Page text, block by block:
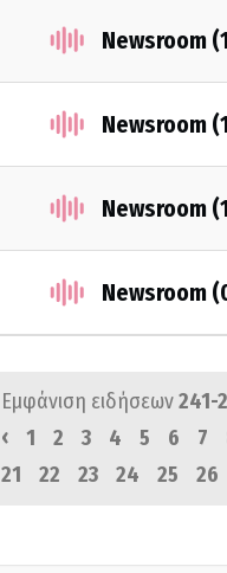
Newsroom
Newsroom
Newsroom
Newsroom
Εμφάνιση ειδήσεων241-
‹
1 2 3 4 5 6 7
21
22 23 24 25 26